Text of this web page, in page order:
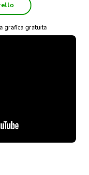
grafica gratuita